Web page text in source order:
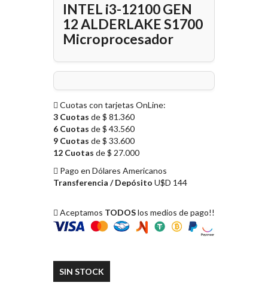
INTEL i3-12100 GEN
12 ALDERLAKE S1700
Microprocesador
Cuotas con tarjetas OnLine:
3 Cuotas de $ 81.360
6 Cuotas de $ 43.560
9 Cuotas de $ 33.600
12 Cuotas de $ 27.000
Pago en Dólares Americanos
Transferencia / Depósito U$D 144
Aceptamos TODOSlos medios de pago!!
SIN STOCK